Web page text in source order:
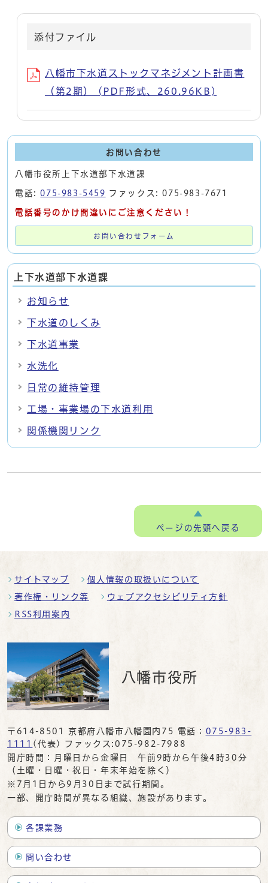
添付ファイル
八幡市下水道ストックマネジメント計画書
（第2期） (PDF形式、260.96KB)
お問い合わせ
八幡市役所上下水道部下水道課
電話:075-983-5459 ファックス: 075-983-7671
電話番号のかけ間違いにご注意ください！
お問い合わせフォーム
上下水道部下水道課
お知らせ
下水道のしくみ
下水道事業
水洗化
日常の維持管理
工場・事業場の下水道利用
関係機関リンク
ページの先頭へ戻る
サイトマップ 個人情報の取扱いについて
著作権・リンク等 ウェブアクセシビリティ方針
RSS利用案内
八幡市役所
〒614-8501 京都府八幡市八幡園内75 電話： 075-983-
1111 (代表) ファックス:075-982-7988
開庁時間：月曜日から金曜日 午前9時から午後4時30分
（土曜・日曜・祝日・年末年始を除く）
※7月1日から9月30日まで試行期間。
一部、開庁時間が異なる組織、施設があります。
各課業務
問い合わせ